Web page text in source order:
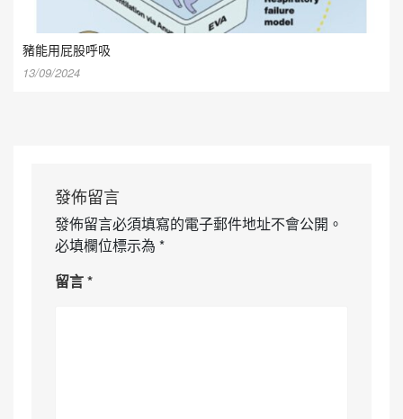
豬能用屁股呼吸
13/09/2024
發佈留言
發佈留言必須填寫的電子郵件地址不會公開。
必填欄位標示為 *
留言*